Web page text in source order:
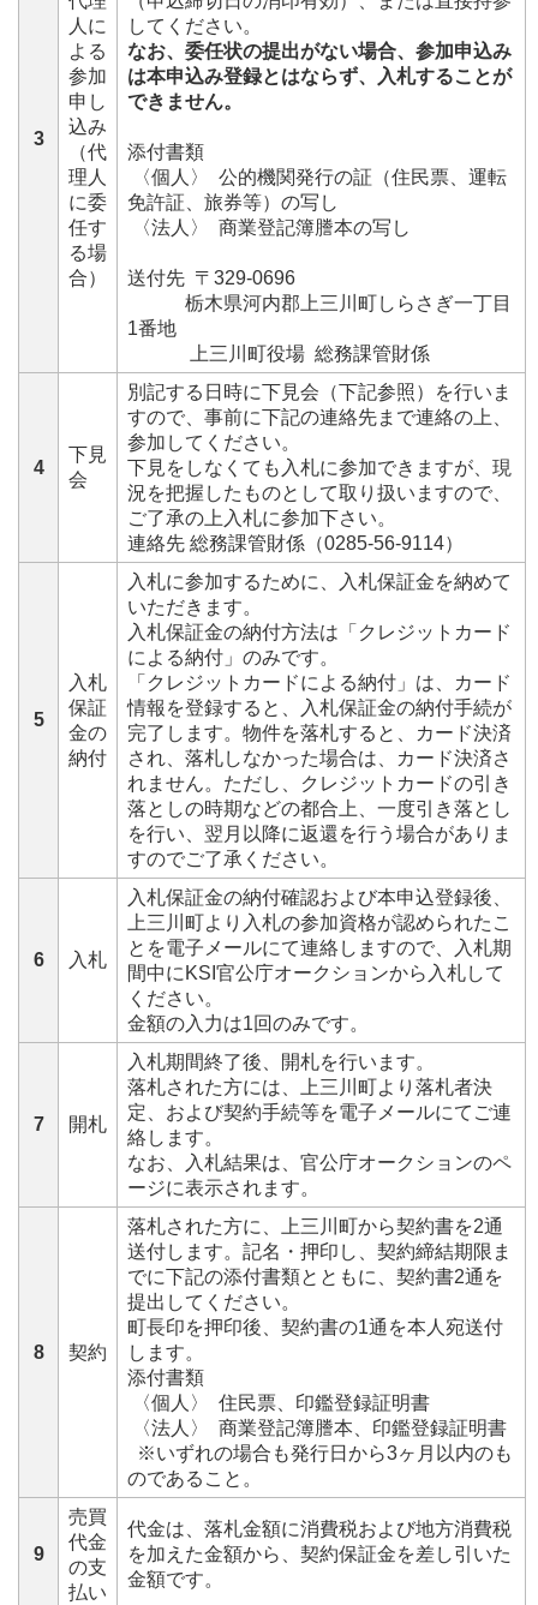
3
人に
よる
参加
申し
込み
（代
理人
に委
任す
る場
合）
してください。
なお、委任状の提出がない場合、参加申込み
は本申込み登録とはならず、入札することが
できません。
添付書類
〈個人〉 公的機関発行の証（住民票、運転
免許証、旅券等）の写し
〈法人〉 商業登記簿謄本の写し
送付先 〒329-0696
栃木県河内郡上三川町しらさぎ一丁目
1番地
上三川町役場 総務課管財係
4
下見
会
別記する日時に下見会（下記参照）を行いま
すので、事前に下記の連絡先まで連絡の上、
参加してください。
下見をしなくても入札に参加できますが、現
況を把握したものとして取り扱いますので、
ご了承の上入札に参加下さい。
連絡先 総務課管財係（0285-56-9114）
5
入札
保証
金の
納付
入札に参加するために、入札保証金を納めて
いただきます。
入札保証金の納付方法は「クレジットカード
による納付」のみです。
「クレジットカードによる納付」は、カード
情報を登録すると、入札保証金の納付手続が
完了します。物件を落札すると、カード決済
され、落札しなかった場合は、カード決済さ
れません。ただし、クレジットカードの引き
落としの時期などの都合上、一度引き落とし
を行い、翌月以降に返還を行う場合がありま
すのでご了承ください。
6 入札
入札保証金の納付確認および本申込登録後、
上三川町より入札の参加資格が認められたこ
とを電子メールにて連絡しますので、入札期
間中にKSI官公庁オークションから入札して
ください。
金額の入力は1回のみです。
7 開札
入札期間終了後、開札を行います。
落札された方には、上三川町より落札者決
定、および契約手続等を電子メールにてご連
絡します。
なお、入札結果は、官公庁オークションのペ
ージに表示されます。
8 契約
落札された方に、上三川町から契約書を2通
送付します。記名・押印し、契約締結期限ま
でに下記の添付書類とともに、契約書2通を
提出してください。
町長印を押印後、契約書の1通を本人宛送付
します。
添付書類
〈個人〉 住民票、印鑑登録証明書
〈法人〉 商業登記簿謄本、印鑑登録証明書
※いずれの場合も発行日から3ヶ月以内のも
のであること。
9
売買
代金
の支
払い
代金は、落札金額に消費税および地方消費税
を加えた金額から、契約保証金を差し引いた
金額です。